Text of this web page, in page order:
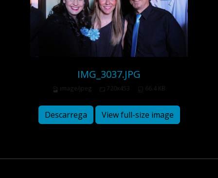
IMG_3037.JPG
image/jpeg 720x453 66.4 KB
Descarrega View full-size image